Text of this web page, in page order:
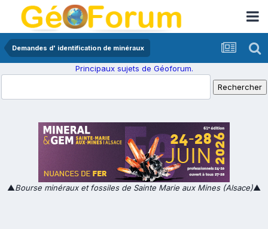
Demandes d' identification de minéraux
Principaux sujets de Géoforum.
▲Bourse minéraux et fossiles de Sainte Marie aux Mines (Alsace)▲